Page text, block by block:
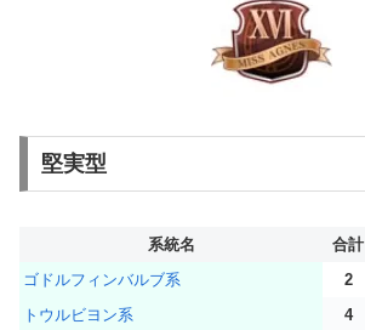
堅実型
系統名 合計
ゴドルフィンバルブ系
2
トウルビヨン系
4